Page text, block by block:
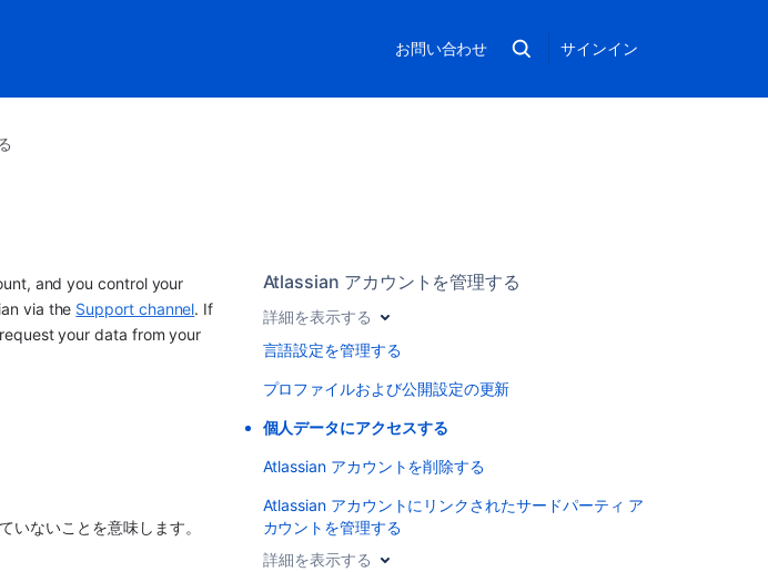
お問い合わせ サインイン
and you control your
via the Support channel. If
your data from your
いないことを意味します。
Atlassian アカウントを管理する
詳細を表示する
言語設定を管理する
プロファイルおよび公開設定の更新
個人データにアクセスする
Atlassian アカウントを削除する
Atlassian アカウントにリンクされたサードパーティ ア
カウントを管理する
詳細を表示する